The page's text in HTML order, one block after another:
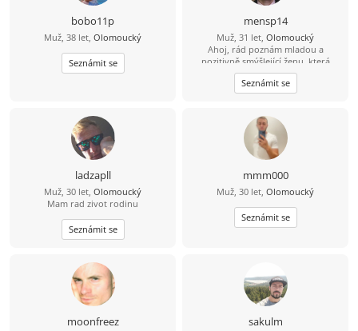
bobo11p
Muž, 38 let, Olomoucký
Seznámit se
mensp14
Muž, 31 let, Olomoucký
Ahoj, rád poznám mladou a
pozitivně smýšlející ženu, která
nezkazí žádnou legraci.
Seznámit se
ladzapll
Muž, 30 let, Olomoucký
Mam rad zivot rodinu
Seznámit se
mmm000
Muž, 30 let, Olomoucký
Seznámit se
moonfreez sakulm